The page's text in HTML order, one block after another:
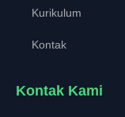
Kurikulum
Kontak
Kontak Kami